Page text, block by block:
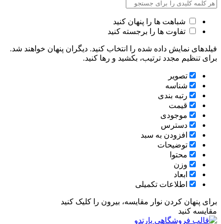
شباهت ها را پنهان کنید
تفاوت ها را برجسته کنید
فیلدهای نمایش داده شده را انتخاب کنید. دیگران پنهان خواهند شد.
برای تنظیم مجدد ترتیب، بکشید و رها کنید.
تصویر
شناسه
رتبه بندی
قیمت
موجودی
دسترس
افزودن به سبد
توضیحات
محتوا
وزن
ابعاد
اطلاعات تکمیلی
برای پنهان کردن نوار مقایسه، بیرون را کلیک کنید
مقایسه کنید